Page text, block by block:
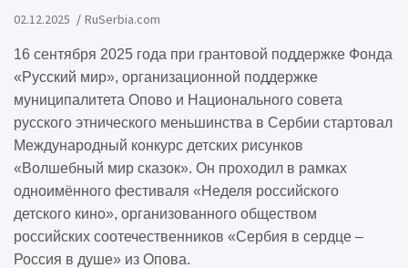
02.12.2025 RuSerbia.com
16 сентября 2025 года при грантовой поддержке Фонда
«Русский мир», организационной поддержке
муниципалитета Опово и Национального совета
русского этнического меньшинства в Сербии стартовал
Международный конкурс детских рисунков
«Волшебный мир сказок». Он проходил в рамках
одноимённого фестиваля «Неделя российского
детского кино», организованного обществом
российских соотечественников «Сербия в сердце –
Россия в душе» из Опова.